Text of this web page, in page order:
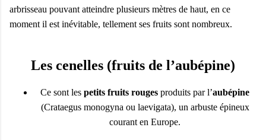
arbrisseau pouvant atteindre plusieurs mètres de haut, en ce
moment il est inévitable, tellement ses fruits sont nombreux.
Les cenelles (fruits de l’aubépine)
Ce sont les petits fruits rouges produits par l’aubépine
(Crataegus monogyna ou laevigata), un arbuste épineux
courant en Europe.